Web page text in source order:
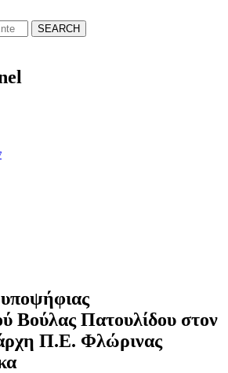
SEARCH
Βούλας Πατουλίδου στον
Π.Ε. Φλώρινας